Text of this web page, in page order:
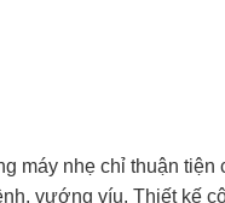
máy nhẹ chỉ thuận
vướng víu. Thiết kế